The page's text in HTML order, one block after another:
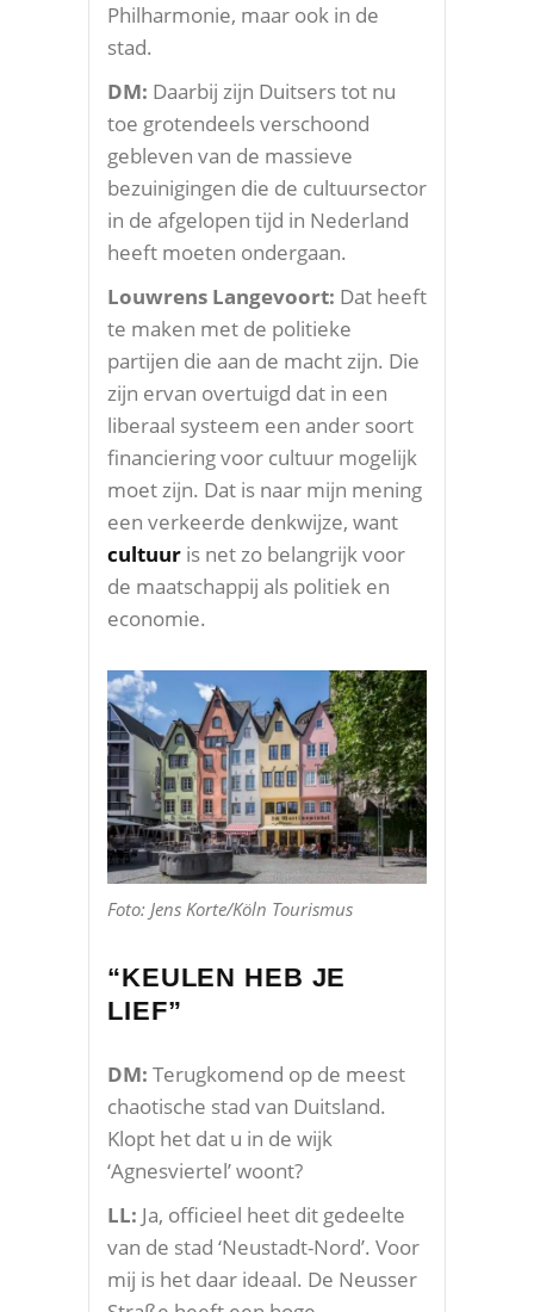
Philharmonie, maar ook in de
stad.
DM: Daarbij zijn Duitsers tot nu
toe grotendeels verschoond
gebleven van de massieve
bezuinigingen die de cultuursector
in de afgelopen tijd in Nederland
heeft moeten ondergaan.
Louwrens Langevoort: Dat heeft
te maken met de politieke
partijen die aan de macht zijn. Die
zijn ervan overtuigd dat in een
liberaal systeem een ander soort
financiering voor cultuur mogelijk
moet zijn. Dat is naar mijn mening
een verkeerde denkwijze, want
cultuur is net zo belangrijk voor
de maatschappij als politiek en
economie.
Foto: Jens Korte/Köln Tourismus
“KEULEN HEB JE
LIEF”
DM: Terugkomend op de meest
chaotische stad van Duitsland.
Klopt het dat u in de wijk
‘Agnesviertel’ woont?
LL: Ja, officieel heet dit gedeelte
van de stad ‘Neustadt-Nord’. Voor
mij is het daar ideaal. De Neusser